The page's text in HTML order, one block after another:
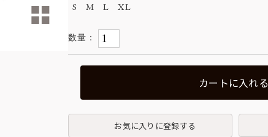
S
M L XL
カートに入れる
お気に入りに登録する